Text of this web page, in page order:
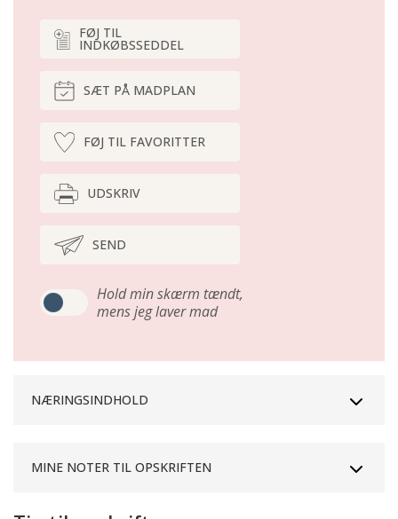
FØJ TIL
INDKØBSSEDDEL
SÆT PÅ MADPLAN
FØJ TIL FAVORITTER
UDSKRIV
SEND
Hold min skærm tændt,
mens jeg laver mad
NÆRINGSINDHOLD
MINE NOTER TIL OPSKRIFTEN